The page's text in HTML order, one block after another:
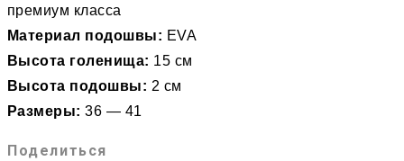
премиум класса
Материал подошвы: EVA
Высота голенища: 15 см
Высота подошвы: 2 см
Размеры: 36 — 41
Поделиться